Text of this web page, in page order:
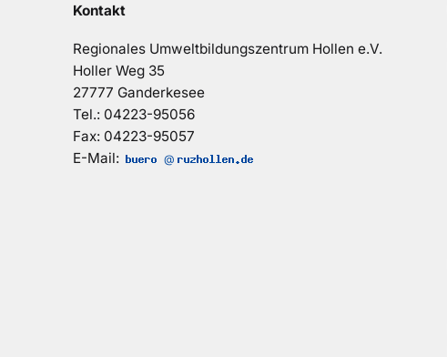
Kontakt
Regionales Umweltbildungszentrum Hollen e.V.
Holler Weg 35
27777 Ganderkesee
Tel.: 04223-95056
Fax: 04223-95057
E-Mail:
@